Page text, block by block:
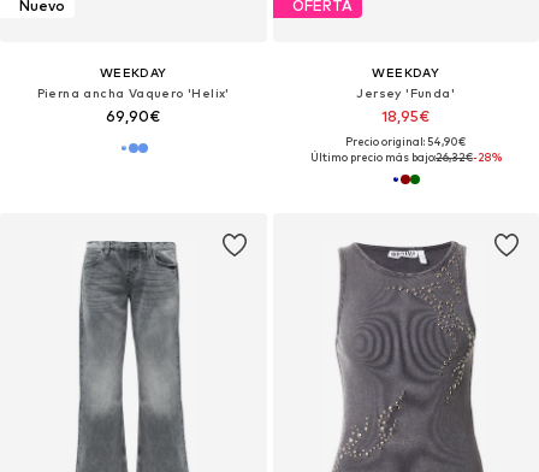
Nuevo
WEEKDAY
Pierna ancha Vaquero 'Helix'
69,90€
OFERTA
WEEKDAY
Jersey 'Funda'
18,95€
Precio original: 54,90€
Último precio más bajo:26,32€-28%